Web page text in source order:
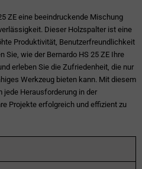
ZE eine beeindruckende Mischung
Dieser Holzspalter ist eine
Produktivität, Benutzerfreundlichkeit
Sie, wie der Bernardo HS 25 ZE Ihre
erleben Sie die Zufriedenheit, die nur
Werkzeug bieten kann. Mit diesem
jede Herausforderung in der
Projekte erfolgreich und effizient zu